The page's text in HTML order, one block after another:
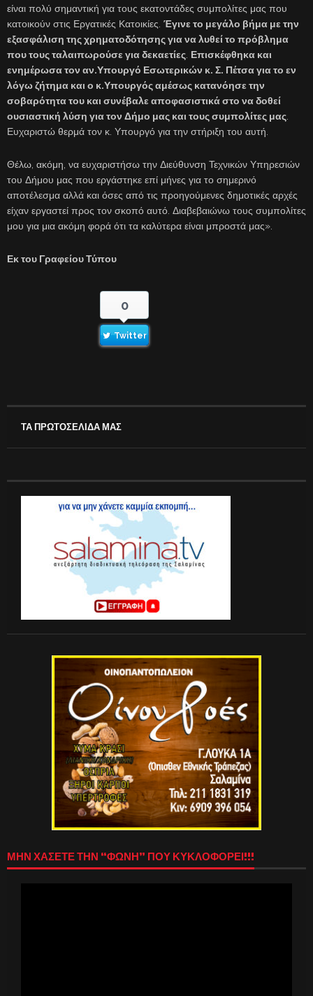
είναι πολύ σημαντική για τους εκατοντάδες συμπολίτες μας που
κατοικούν στις Εργατικές Κατοικίες. Έγινε το μεγάλο βήμα με την
εξασφάλιση της χρηματοδότησης για να λυθεί το πρόβλημα
που τους ταλαιπωρούσε για δεκαετίες Επισκέφθηκα και
ενημέρωσα τον αν.Υπουργό Εσωτερικών κ. Σ. Πέτσα για το εν
λόγω ζήτημα και ο κ.Υπουργός αμέσως κατανόησε την
σοβαρότητα του και συνέβαλε αποφασιστικά στο να δοθεί
ουσιαστική λύση για τον Δήμο μας και τους συμπολίτες μας
Ευχαριστώ θερμά τον κ. Υπουργό για την στήριξη του αυτή.
Θέλω, ακόμη, να ευχαριστήσω την Διεύθυνση Τεχνικών Υπηρεσιών
του Δήμου μας που εργάστηκε επί μήνες για το σημερινό
αποτέλεσμα αλλά και όσες από τις προηγούμενες δημοτικές αρχές
είχαν εργαστεί προς τον σκοπό αυτό. Διαβεβαιώνω τους συμπολίτες
μου για μια ακόμη φορά ότι τα καλύτερα είναι μπροστά μας».
Εκ του Γραφείου Τύπου
0
Twitter
ΤΑ ΠΡΩΤΟΣΕΛΙΔΑ ΜΑΣ
ΜΗΝ ΧΑΣΕΤΕ ΤΗΝ “ΦΩΝΗ” ΠΟΥ ΚΥΚΛΟΦΟΡΕΙ!!!